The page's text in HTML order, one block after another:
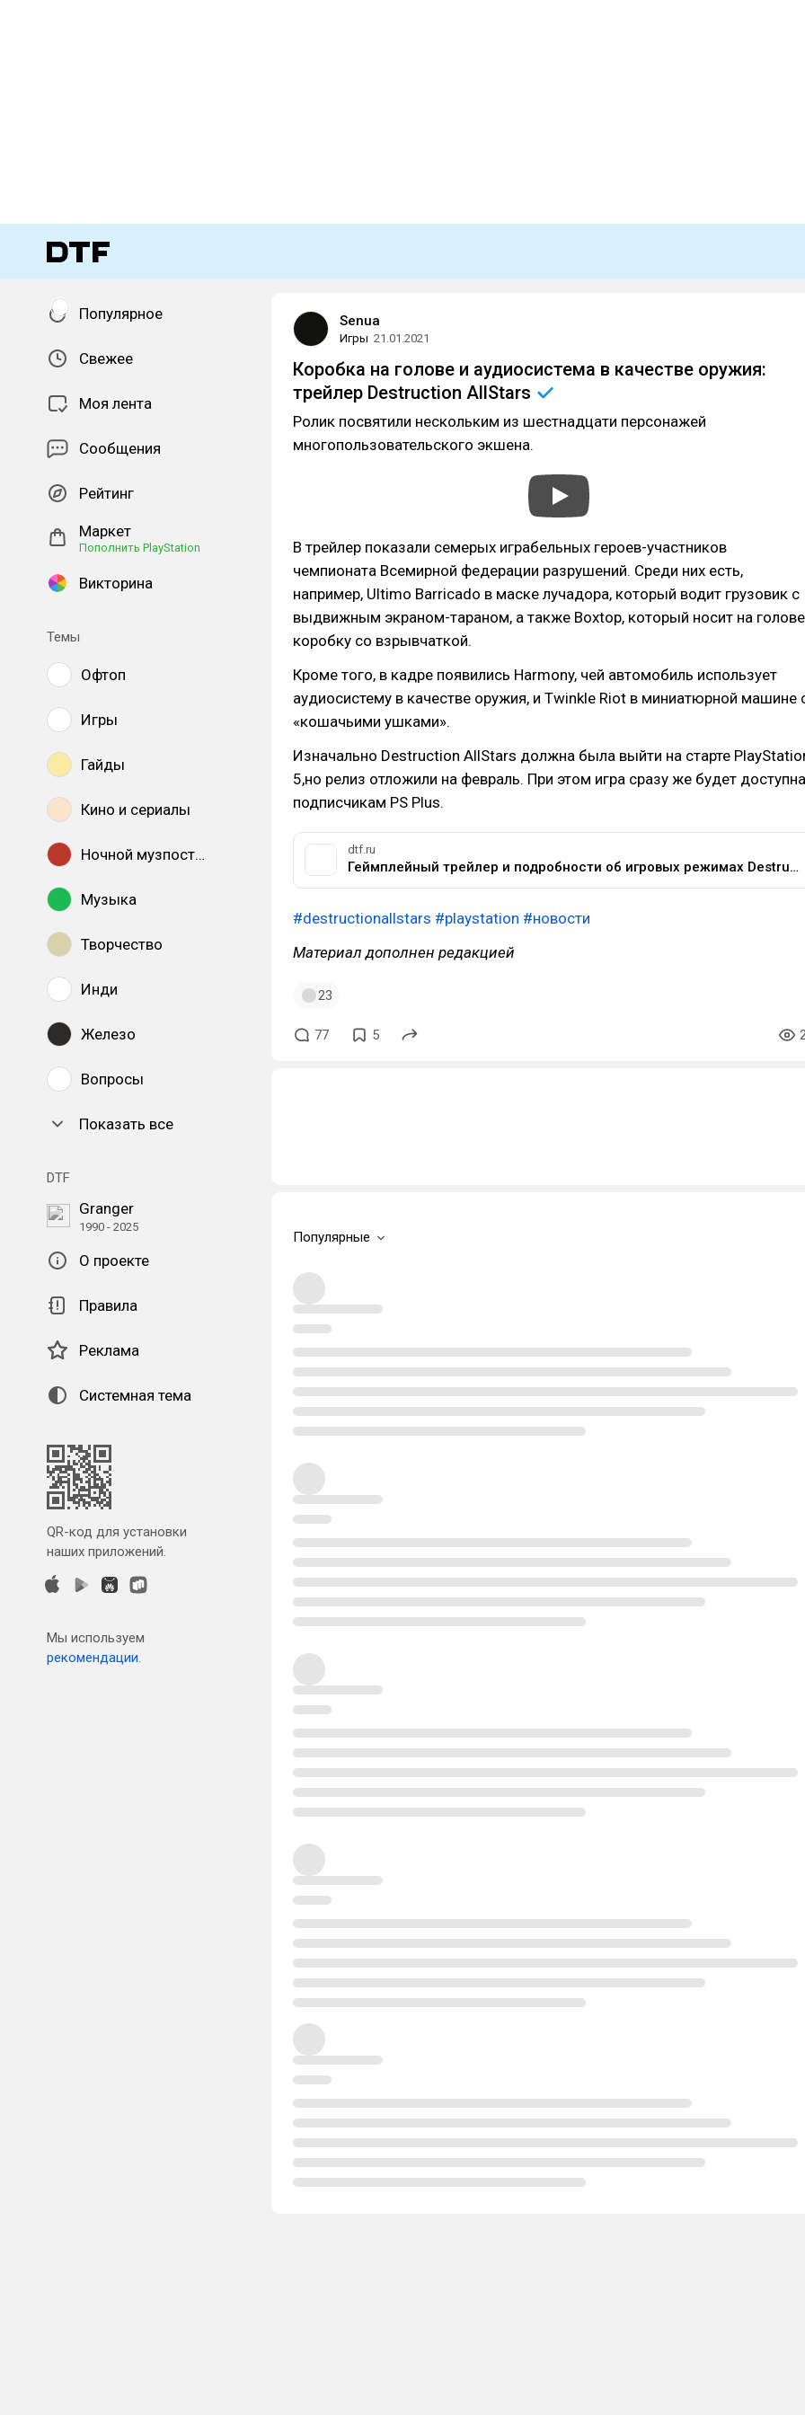
Популярное
Свежее
Моя лента
Сообщения
Рейтинг
Маркет
Пополнить PlayStation
Викторина
Темы
Офтоп
Игры
Гайды
Кино и сериалы
Ночной музпостинг
Музыка
Творчество
Инди
Железо
Вопросы
Показать все
DTF
Granger
1990 - 2025
О проекте
Правила
Реклама
Системная тема
QR-код для установки
наших приложений.
Мы используем
рекомендации.
Senua
Игры 21.01.2021
Коробка на голове и аудиосистема в качестве оружия:
трейлер Destruction AllStars
Ролик посвятили нескольким из шестнадцати персонажей
многопользовательского экшена.
В трейлер показали семерых играбельных героев-участников
чемпионата Всемирной федерации разрушений. Среди них есть,
например, Ultimo Barricado в маске лучадора, который водит грузовик с
выдвижным экраном-тараном, а также Boxtop, который носит на голове
коробку со взрывчаткой.
Кроме того, в кадре появились Harmony, чей автомобиль использует
аудиосистему в качестве оружия, и Twinkle Riot в миниатюрной машине
«кошачьими ушками».
Изначально Destruction AllStars должна была выйти на старте
5,но релиз отложили на февраль. При этом игра сразу же будет доступна
подписчикам PS Plus.
dtf.ru
Геймплейный трейлер и подробности об игровых режимах Destruction AllStars — Игры на DTF
#destructionallstars #playstation #новости
Материал дополнен редакцией
23
77 5
Популярные